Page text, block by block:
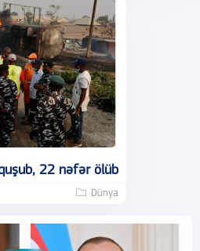
22 nəfər ölüb
Dünya